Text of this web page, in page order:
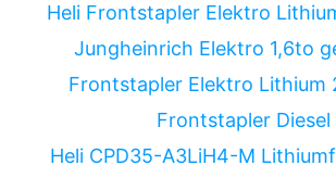
Heli Frontstapler Elektro
Jungheinrich Elektro 1,6to
Frontstapler Elektro Lithium
Frontstapler Diesel
Heli CPD35-A3LiH4-M